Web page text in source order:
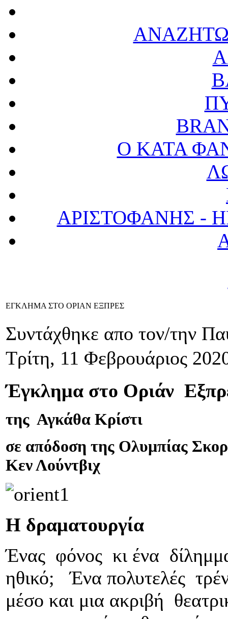
Ο ΚΑΤΑ
ΑΡΙΣΤΟΦΑΝΗΣ -
ΕΓΚΛΗΜΑ ΣΤΟ ΟΡΙΑΝ ΕΞΠΡΕΣ
Συντάχθηκε απο τον/την
Τρίτη, 11 Φεβρουάριος
Έγκλημα στο Οριάν
της Αγκάθα Κρίστι
σε απόδοση της Ολυμπίας
Κεν Λούντβιχ
Η δραματουργία
Ένας φόνος κι ένα
ηθικό; Ένα πολυτελές
μέσο και μια ακριβή